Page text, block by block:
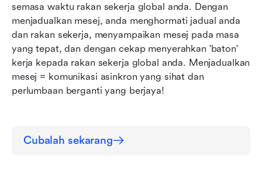
semasa waktu rakan sekerja global anda. Dengan
menjadualkan mesej, anda menghormati jadual anda
dan rakan sekerja, menyampaikan mesej pada masa
yang tepat, dan dengan cekap menyerahkan 'baton'
kerja kepada rakan sekerja global anda. Menjadualkan
mesej = komunikasi asinkron yang sihat dan
perlumbaan berganti yang berjaya!
Cubalah sekarang